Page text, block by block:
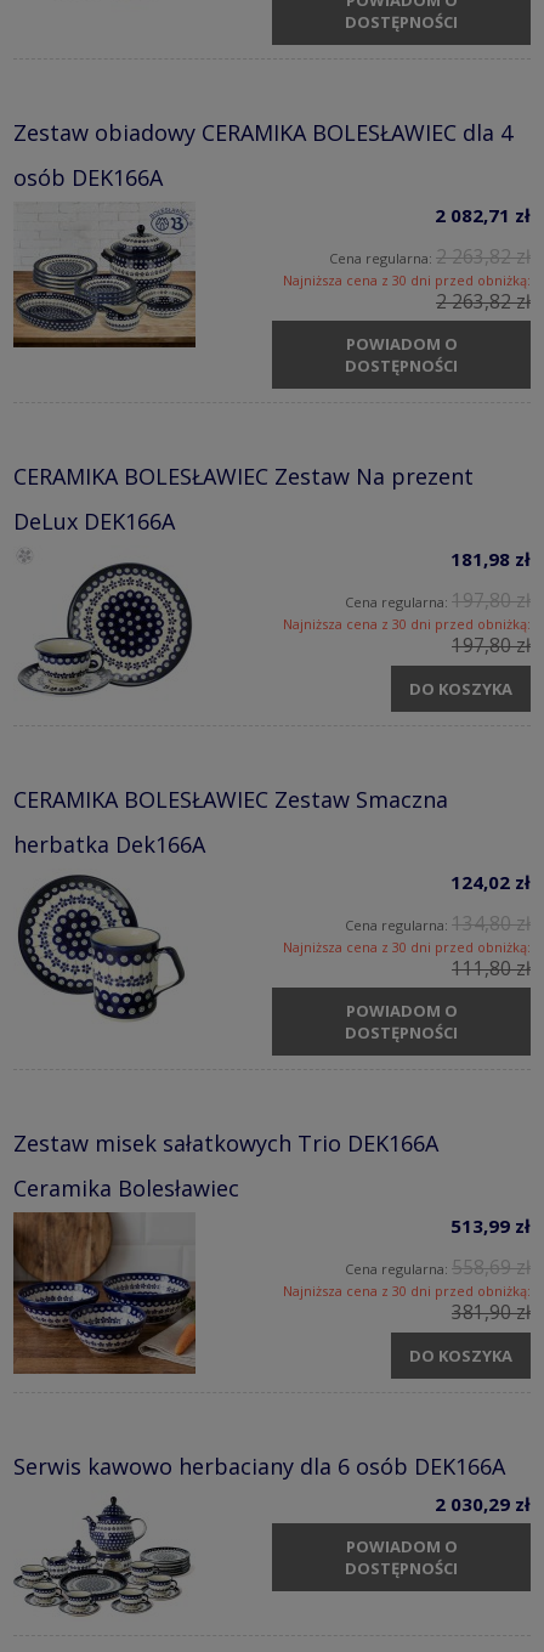
DOSTĘPNOŚCI
Zestaw obiadowy CERAMIKA BOLESŁAWIEC dla 4
osób DEK166A
2 082,71 zł
Cena regularna: 2 263,82 zł
Najniższa cena z 30 dni przed obniżką:
2 263,82 zł
POWIADOM O
DOSTĘPNOŚCI
CERAMIKA BOLESŁAWIEC Zestaw Na prezent
DeLux DEK166A
181,98 zł
Cena regularna: 197,80 zł
Najniższa cena z 30 dni przed obniżką:
197,80 zł
DO KOSZYKA
CERAMIKA BOLESŁAWIEC Zestaw Smaczna
herbatka Dek166A
124,02 zł
Cena regularna: 134,80 zł
Najniższa cena z 30 dni przed obniżką:
111,80 zł
POWIADOM O
DOSTĘPNOŚCI
Zestaw misek sałatkowych Trio DEK166A
Ceramika Bolesławiec
513,99 zł
Cena regularna: 558,69 zł
Najniższa cena z 30 dni przed obniżką:
381,90 zł
DO KOSZYKA
Serwis kawowo herbaciany dla 6 osób DEK166A
2 030,29 zł
POWIADOM O
DOSTĘPNOŚCI